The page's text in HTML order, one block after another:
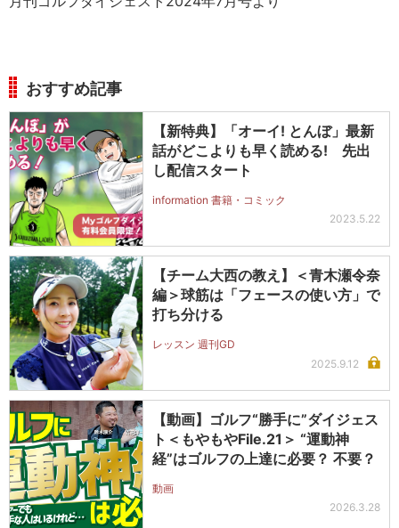
おすすめ記事
【新特典】「オーイ! とんぼ」最新
話がどこよりも早く読める! 先出
し配信スタート
information 書籍・コミック
2023.5.22
【チーム大西の教え】＜青木瀬令奈
編＞球筋は「フェースの使い方」で
打ち分ける
レッスン 週刊GD
2025.9.12
【動画】ゴルフ“勝手に”ダイジェス
ト＜もやもやFile.21＞ “運動神
経”はゴルフの上達に必要？ 不要？
動画
2026.3.28